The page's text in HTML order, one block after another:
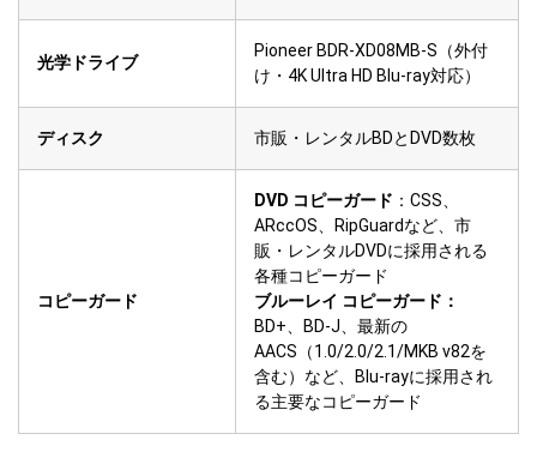
光学ドライブ
Pioneer BDR-XD08MB-S（外付
け・4K Ultra HD Blu-ray対応）
ディスク 市販・レンタルBDとDVD数枚
コピーガード
DVD コピーガード ：CSS、
ARccOS、RipGuardなど、市
販・レンタルDVDに採用される
各種コピーガード
ブルーレイ コピーガード：
BD+、BD-J、最新の
AACS（1.0/2.0/2.1/MKB v82を
含む）など、Blu-rayに採用され
る主要なコピーガード